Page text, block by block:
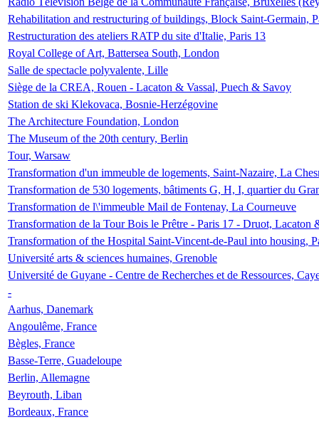
Rehabilitation and restructuring of buildings, Block Saint-Germain,
Restructuration des ateliers RATP du site d'Italie, Paris 13
Royal College of Art, Battersea South, London
Salle de spectacle polyvalente, Lille
Siège de la CREA, Rouen - Lacaton & Vassal, Puech & Savoy
Station de ski Klekovaca, Bosnie-Herzégovine
The Architecture Foundation, London
The Museum of the 20th century, Berlin
Tour, Warsaw
Transformation d'un immeuble de logements, Saint-Nazaire, La
Transformation de 530 logements, bâtiments G, H, I, quartier du
Transformation de l\'immeuble Mail de Fontenay, La Courneuve
Transformation de la Tour Bois le Prêtre - Paris 17 - Druot, Lacaton
Transformation of the Hospital Saint-Vincent-de-Paul into housing,
Université arts & sciences humaines, Grenoble
Université de Guyane - Centre de Recherches et de Ressources,
-
Aarhus, Danemark
Angoulême, France
Bègles, France
Basse-Terre, Guadeloupe
Berlin, Allemagne
Beyrouth, Liban
Bordeaux, France